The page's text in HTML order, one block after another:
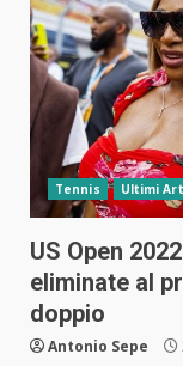
Tennis Ultimi
US Open
eliminate al
doppio
Antonio Sepe